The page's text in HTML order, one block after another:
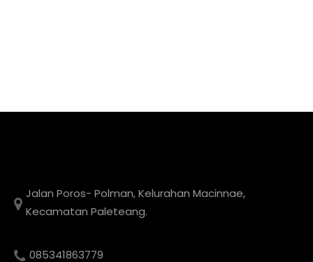
Jalan Poros- Polman, Kelurahan Macinnae,
Kecamatan Paleteang.
085341863779